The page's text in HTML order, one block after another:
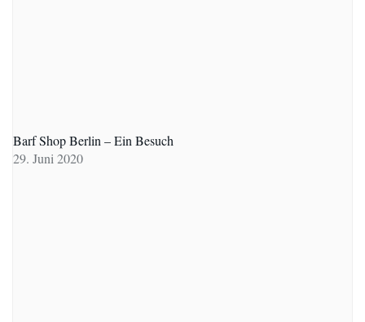
Barf Shop Berlin – Ein Besuch
29. Juni 2020